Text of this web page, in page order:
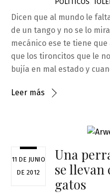
Dicen que al mundo le
de un tango y no se lo
mecánico ese te tiene
que los tironcitos que le
bujía en mal estado y
Leer más
11 DE JUNIO
DE 2012
Una
se llevan
gatos